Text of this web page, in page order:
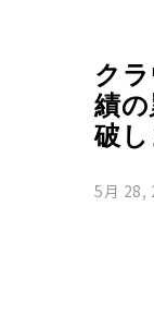
ク
績の
破し
5月 28,